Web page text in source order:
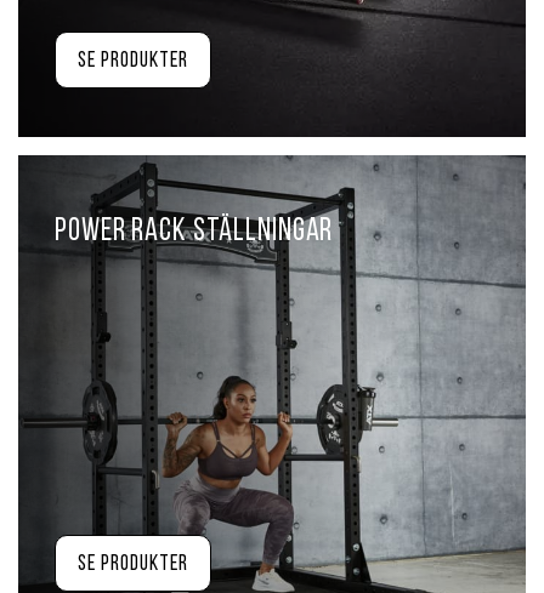
Se produkter
Power Rack ställningar
Se produkter